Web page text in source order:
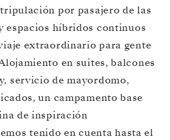
por pasajero de las
espacios híbridos continuos
extraordinario para gente
en suites, balcones
servicio de mayordomo,
un campamento base
de inspiración
tenido en cuenta hasta el